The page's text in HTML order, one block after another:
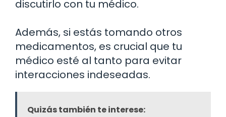
discutirlo con tu médico.
Además, si estás tomando otros
medicamentos, es crucial que tu
médico esté al tanto para evitar
interacciones indeseadas.
Quizás también te interese: